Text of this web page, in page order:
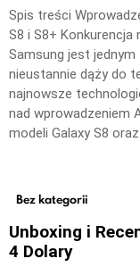
Spis treści
S8 i S8+ Konkurencja
Samsung jest
nieustannie dąży do
najnowsze
nad wprowadzeniem
modeli Galaxy S8
Bez kategorii
Unboxing i
4 Dolary